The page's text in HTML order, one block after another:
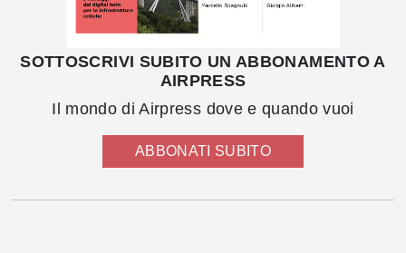
SOTTOSCRIVI SUBITO UN ABBONAMENTO A
AIRPRESS
Il mondo di Airpress dove e quando vuoi
ABBONATI SUBITO